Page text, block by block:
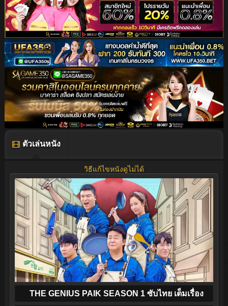
ตัวเล่นหนัง
วิธีแก้ไขหนังดูไม่ได้
THE GENIUS PAIK SEASON 1 ซับไทย เต็มเรื่อง